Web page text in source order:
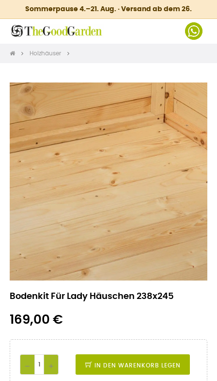
Sommerpause 4.–21. Aug. · Versand ab dem 26.
Holzhäuser
Bodenkit Für Lady Häuschen 238x245
169,00 €
IN DEN WARENKORB LEGEN